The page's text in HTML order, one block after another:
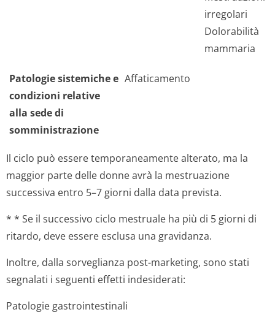
irregolari
Dolorabilità
mammaria
Patologie sistemiche e
condizioni relative
alla sede di
somministrazione
Affaticamento
Il ciclo può essere temporaneamente alterato, ma la
maggior parte delle donne avrà la mestruazione
successiva entro 5–7 giorni dalla data prevista.
* * Se il successivo ciclo mestruale ha più di 5 giorni di
ritardo, deve essere esclusa una gravidanza.
Inoltre, dalla sorveglianza post-marketing, sono stati
segnalati i seguenti effetti indesiderati:
Patologie gastrointestinali